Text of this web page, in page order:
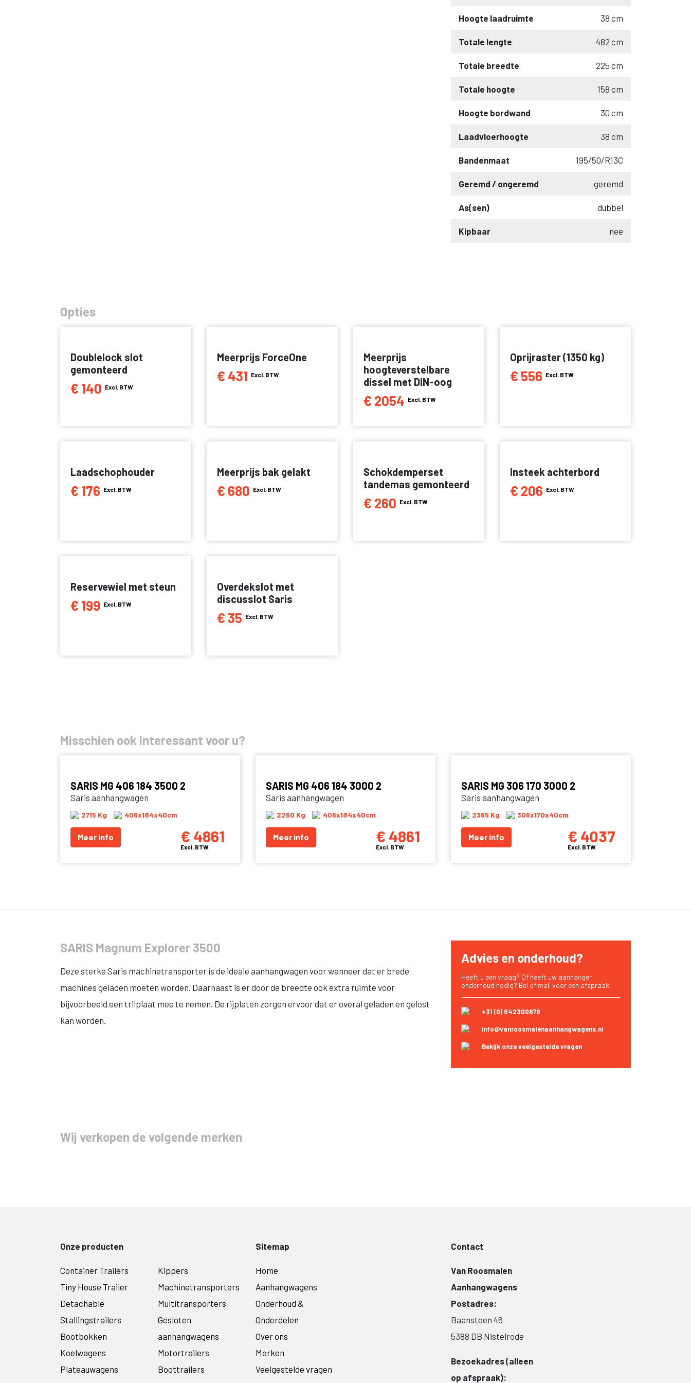
Hoogte laadruimte 38 cm
Totale lengte 482 cm
Totale breedte 225 cm
Totale hoogte 158 cm
Hoogte bordwand 30 cm
Laadvloerhoogte 38 cm
Bandenmaat 195/50/R13C
Geremd / ongeremd geremd
As(sen) dubbel
Kipbaar nee
Opties
Doublelock slot
gemonteerd
€ 140 Excl. BTW
Meerprijs ForceOne
€ 431 Excl. BTW
Meerprijs
hoogteverstelbare
dissel met DIN-oog
€ 2054 Excl. BTW
Oprijraster (1350 kg)
€ 556 Excl. BTW
Laadschophouder
€ 176 Excl. BTW
Meerprijs bak gelakt
€ 680 Excl. BTW
Schokdemperset
tandemas gemonteerd
€ 260 Excl. BTW
Insteek achterbord
€ 206 Excl. BTW
Reservewiel met steun
€ 199 Excl. BTW
Overdekslot met
discusslot Saris
€ 35 Excl. BTW
Misschien ook interessant voor u?
SARIS MG 406 184 3500 2
Saris aanhangwagen
2715 Kg 406x184x40cm
€ 4861
Excl. BTW
Meer info
SARIS MG 406 184 3000 2
Saris aanhangwagen
2260 Kg 406x184x40cm
€ 4861
Excl. BTW
Meer info
SARIS MG 306 170 3000 2
Saris aanhangwagen
2365 Kg 306x170x40cm
€ 4037
Excl. BTW
Meer info
SARIS Magnum Explorer 3500
Deze sterke Saris machinetransporter is de ideale aanhangwagen voor wanneer dat er brede
machines geladen moeten worden. Daarnaast is er door de breedte ook extra ruimte voor
bijvoorbeeld een trilplaat mee te nemen. De rijplaten zorgen ervoor dat er overal geladen en gelost
kan worden.
Advies en onderhoud?
Heeft u een vraag? Of heeft uw aanhanger
onderhoud nodig? Bel of mail voor een afspraak
+31 (0) 642300879
info@vanroosmalenaanhangwagens.nl
Bekijk onze veelgestelde vragen
Wij verkopen de volgende merken
Onze producten
Container Trailers
Tiny House Trailer
Detachable
Stallingstrailers
Bootbokken
Koelwagens
Plateauwagens
Kippers
Machinetransporters
Multitransporters
Gesloten
aanhangwagens
Motortrailers
Boottrailers
Sitemap
Home
Aanhangwagens
Onderhoud &
Onderdelen
Over ons
Merken
Veelgestelde vragen
Contact
Van Roosmalen
Aanhangwagens
Postadres:
Baansteen 46
5388 DB Nistelrode
Bezoekadres (alleen
op afspraak):